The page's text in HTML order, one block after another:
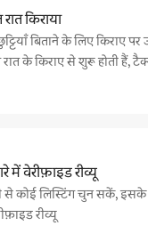
किराया
बिताने के लिए किराए
रात के किराए से शुरू होती
में वेरीफ़ाइड रीव्यू
कोई लिस्टिंग चुन सकें, इसके
रीव्यू